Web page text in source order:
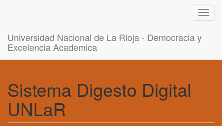
Universidad Nacional de La Rioja - Democracia y
Excelencia Academica
Sistema Digesto Digital
UNLaR